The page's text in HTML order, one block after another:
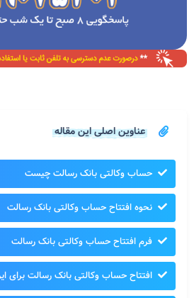
عناوین اصلی این مقاله
حساب وکالتی بانک رسالت چیست
نحوه افتتاح حساب وکالتی بانک رسالت
فرم افتتاح حساب وکالتی بانک رسالت
افتتاح حساب وکالتی بانک رسالت برای